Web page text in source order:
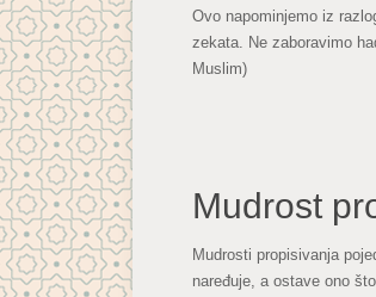
Ovo napominjemo iz
zekata. Ne zaboravimo
Muslim)
Mudrost
Mudrosti propisivanja
naređuje, a ostave ono